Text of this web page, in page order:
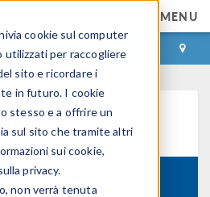
cookie sul computer
per raccogliere
sito e ricordare i
in futuro. I cookie
stesso e a offrire un
sul sito che tramite altri
sui cookie,
privacy.
non verrà tenuta
MENU
ACCEDI CONTACT
Electromagnetic Coils